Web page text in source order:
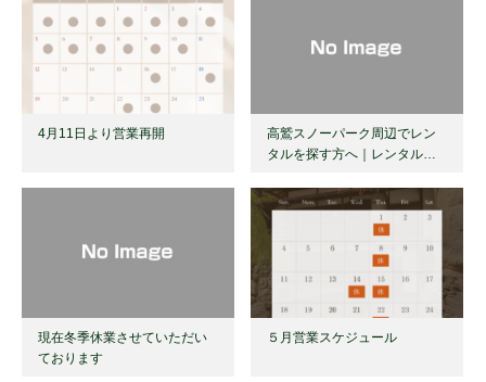
4月11日より営業再開
高鷲スノーパーク周辺でレン
タルを探す方へ｜レンタル…
現在冬季休業させていただい
ております
５月営業スケジュール